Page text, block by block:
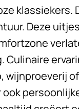
klassiekers.
Deze
Culinaire
wijnproeverij